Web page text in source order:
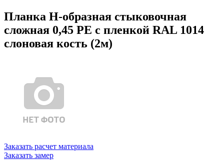
Планка Н-образная стыковочная
сложная 0,45 PE с пленкой RAL 1014
слоновая кость (2м)
Заказать расчет материала
Заказать замер